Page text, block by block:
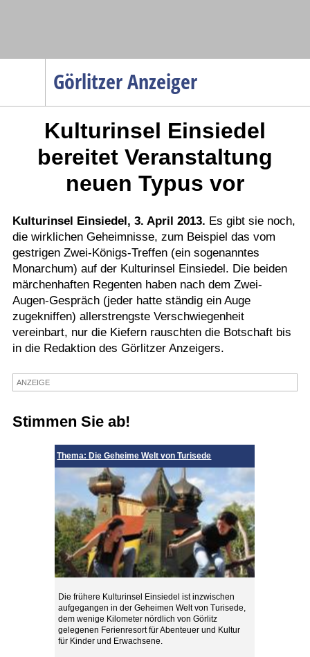
Görlitzer Anzeiger
Menüpunkte
Politik
Gesellschaft
Verkehr
Gesundheit
Kultur
Sport
Termine
Kostenlos
Kulturinsel Einsiedel
bereitet Veranstaltung
neuen Typus vor
Kulturinsel Einsiedel, 3. April 2013. Es gibt sie noch,
die wirklichen Geheimnisse, zum Beispiel das vom
gestrigen Zwei-Königs-Treffen (ein sogenanntes
Monarchum) auf der Kulturinsel Einsiedel. Die beiden
märchenhaften Regenten haben nach dem Zwei-
Augen-Gespräch (jeder hatte ständig ein Auge
zugekniffen) allerstrengste Verschwiegenheit
vereinbart, nur die Kiefern rauschten die Botschaft bis
in die Redaktion des Görlitzer Anzeigers.
ANZEIGE
Stimmen Sie ab!
Thema: Die Geheime Welt von Turisede
Die frühere Kulturinsel Einsiedel ist inzwischen
aufgegangen in der Geheimen Welt von Turisede,
dem wenige Kilometer nördlich von Görlitz
gelegenen Ferienresort für Abenteuer und Kultur
für Kinder und Erwachsene.